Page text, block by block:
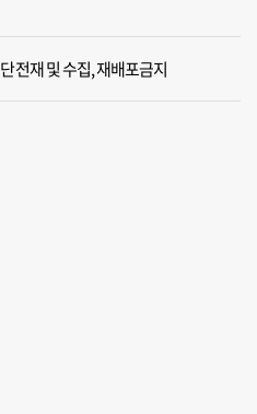
재 및 수집, 재배포금지